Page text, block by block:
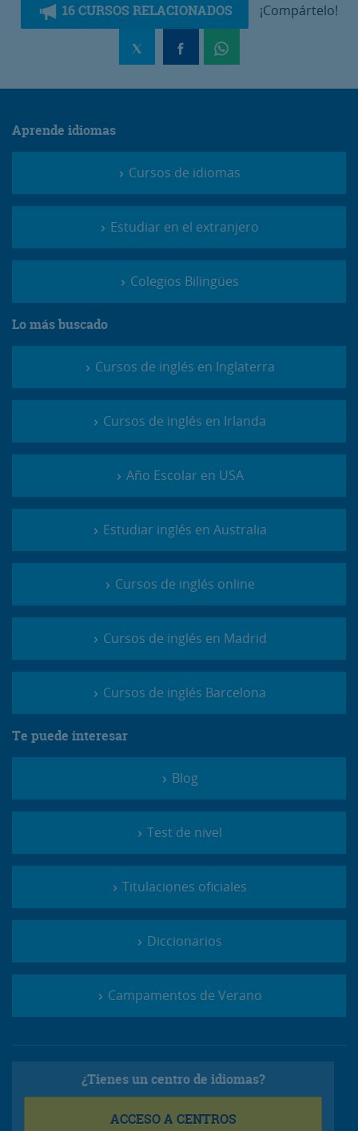
16 CURSOS RELACIONADOS ¡Compártelo!
Aprende idiomas
Cursos de idiomas
Estudiar en el extranjero
Colegios Bilingües
Lo más buscado
Cursos de inglés en Inglaterra
Cursos de inglés en Irlanda
Año Escolar en USA
Estudiar inglés en Australia
Cursos de inglés online
Cursos de inglés en Madrid
Cursos de inglés Barcelona
Te puede interesar
Blog
Test de nivel
Titulaciones oficiales
Diccionarios
Campamentos de Verano
¿Tienes un centro de idiomas?
ACCESO A CENTROS